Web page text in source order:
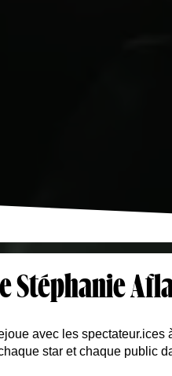
Stéphanie
avec les spectateur.ices
star et chaque public